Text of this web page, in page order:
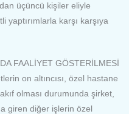
üçüncü kişiler eliyle
karşı karşıya
FAALİYET GÖSTERİLMESİ
on altıncısı, özel hastane
olması durumunda şirket,
giren diğer işlerin özel